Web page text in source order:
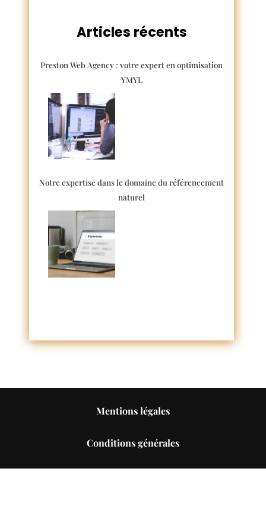
Articles récents
Preston Web Agency : votre expert en optimisation
YMYL
Notre expertise dans le domaine du référencement
naturel
Mentions légales
Conditions générales